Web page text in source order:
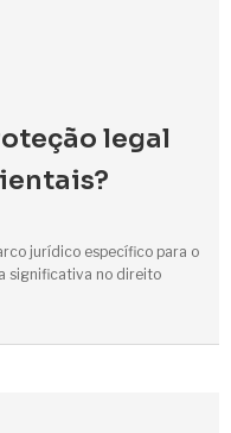
legal
jurídico específico para o
significativa no direito